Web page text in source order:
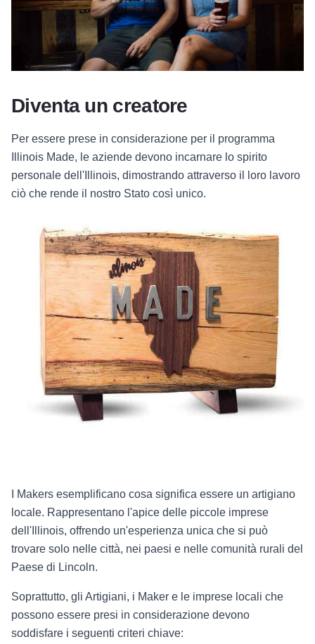
Diventa un creatore
Per essere prese in considerazione per il programma
Illinois Made, le aziende devono incarnare lo spirito
personale dell'Illinois, dimostrando attraverso il loro lavoro
ciò che rende il nostro Stato così unico.
I Makers esemplificano cosa significa essere un artigiano
locale. Rappresentano l'apice delle piccole imprese
dell'Illinois, offrendo un'esperienza unica che si può
trovare solo nelle città, nei paesi e nelle comunità rurali del
Paese di Lincoln.
Soprattutto, gli Artigiani, i Maker e le imprese locali che
possono essere presi in considerazione devono
soddisfare i seguenti criteri chiave: